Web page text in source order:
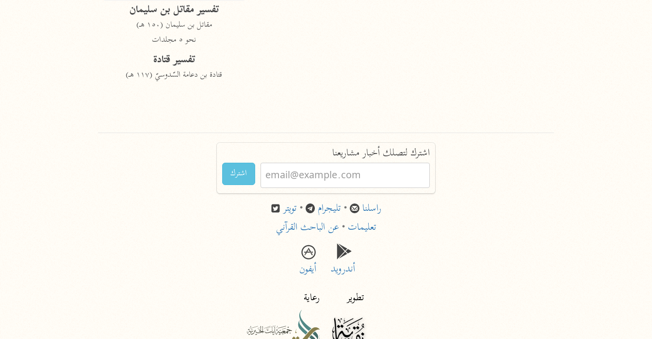
تفسير مقاتل بن سليمان
مقاتل بن سليمان (١٥٠ هـ)
نحو ٥ مجلدات
تفسير قتادة
قتادة بن دعامة السّدوسيّ (١١٧ هـ)
اشترك لتصلك أخبار مشاريعنا
اشترك
راسلنا •تليجرام •تويتر
تعليمات•عن الباحث القرآني
أندرويد
أيفون
تطوير
رعاية